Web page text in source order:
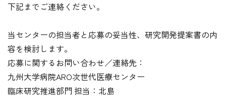
下記までご連絡ください。
当センターの担当者と応募の妥当性、研究開発提案書の内
容を検討します。
応募に関するお問い合わせ／連絡先：
九州大学病院ARO次世代医療センター
臨床研究推進部門 担当：北島